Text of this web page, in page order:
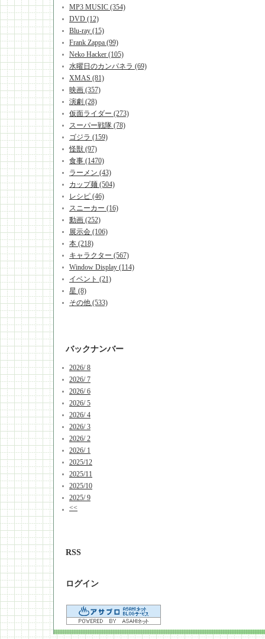
MP3 MUSIC (354)
DVD (12)
Blu-ray (15)
Frank Zappa (99)
Neko Hacker (105)
水曜日のカンパネラ (69)
XMAS (81)
映画 (357)
演劇 (28)
仮面ライダー (273)
スーパー戦隊 (78)
ゴジラ (159)
怪獣 (97)
食事 (1470)
ラーメン (43)
カップ麺 (504)
レシピ (46)
スニーカー (16)
動画 (252)
展示会 (106)
本 (218)
キャラクター (567)
Window Display (114)
イベント (21)
星 (8)
その他 (533)
バックナンバー
2026/ 8
2026/ 7
2026/ 6
2026/ 5
2026/ 4
2026/ 3
2026/ 2
2026/ 1
2025/12
2025/11
2025/10
2025/ 9
<<
RSS
ログイン